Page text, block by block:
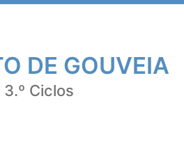
DE GOUVEIA
Ciclos